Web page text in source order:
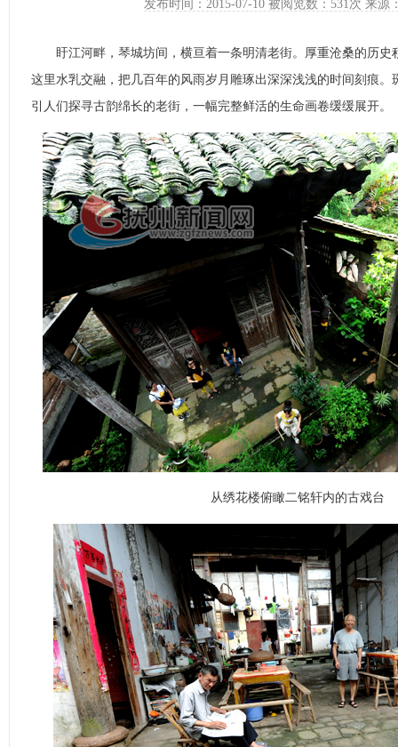
发布时间：2015-07-10 被阅览数： 531次 来源
盱江河畔，琴城坊间，横亘着一条明清老街。厚重沧桑的历史
这里水乳交融，把几百年的风雨岁月雕琢出深深浅浅的时间刻痕。
引人们探寻古韵绵长的老街，一幅完整鲜活的生命画卷缓缓展开。
从绣花楼俯瞰二铭轩内的古戏台